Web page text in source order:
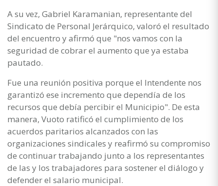
A su vez, Gabriel Karamanian, representante del
Sindicato de Personal Jerárquico, valoró el resultado
del encuentro y afirmó que "nos vamos con la
seguridad de cobrar el aumento que ya estaba
pautado.
Fue una reunión positiva porque el Intendente nos
garantizó ese incremento que dependía de los
recursos que debía percibir el Municipio". De esta
manera, Vuoto ratificó el cumplimiento de los
acuerdos paritarios alcanzados con las
organizaciones sindicales y reafirmó su compromiso
de continuar trabajando junto a los representantes
de las y los trabajadores para sostener el diálogo y
defender el salario municipal.